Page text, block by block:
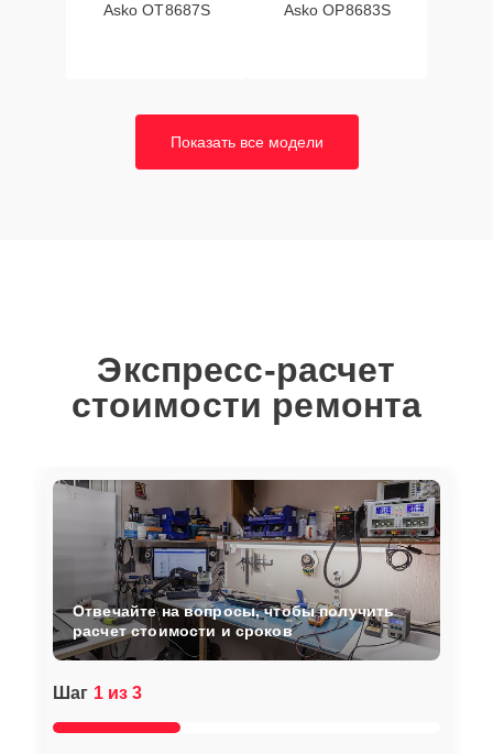
Asko OT8687S
Asko OP8683S
Показать все модели
Экспресс-расчет
стоимости ремонта
Шаг 1 из 3
Отвечайте на вопросы, чтобы получить
расчет стоимости и сроков